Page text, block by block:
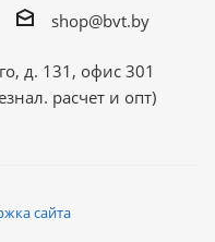
shop@bvt.by
д. 131, офис 301
расчет и опт)
сайта